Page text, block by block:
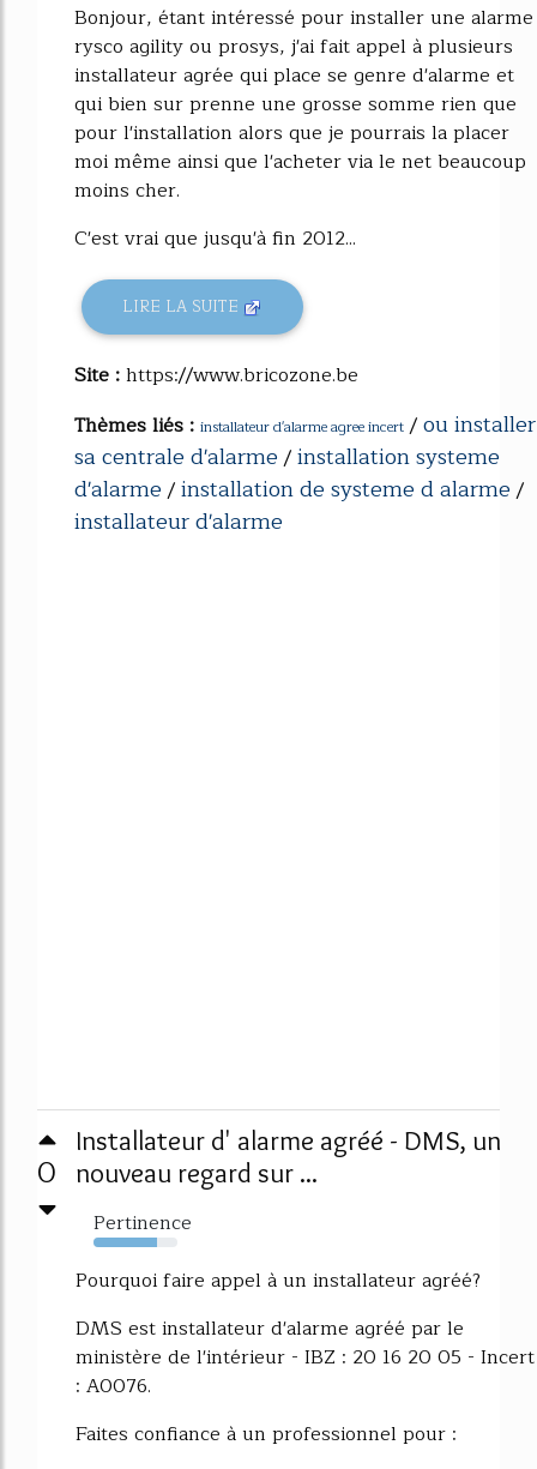
Bonjour, étant intéressé pour installer une alarme
rysco agility ou prosys, j'ai fait appel à plusieurs
installateur agrée qui place se genre d'alarme et
qui bien sur prenne une grosse somme rien que
pour l'installation alors que je pourrais la placer
moi même ainsi que l'acheter via le net beaucoup
moins cher.
C'est vrai que jusqu'à fin 2012...
LIRE LA SUITE
Site :https://www.bricozone.be
Thèmes liés : installateur d'alarme agree incert /ou installer
sa centrale d'alarme/installation systeme
d'alarme/installation de systeme d alarme/
installateur d'alarme
0
Installateur d' alarme agréé - DMS, un
nouveau regard sur ...
Pertinence
75%
Pourquoi faire appel à un installateur agréé?
DMS est installateur d'alarme agréé par le
ministère de l'intérieur - IBZ : 20 16 20 05 - Incert
: A0076.
Faites confiance à un professionnel pour :